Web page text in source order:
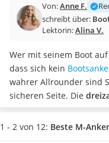
Fahrradträger E-Bike
Benzinkanister
Wagenheber 3t
AGM-Batterie Wohnmobil
Thule-Fahrradträger
FM-Transmitter
Sommerreifen 205/55 R16
Autobatterie-Ladegerät
Von:Anne F.
schreibt über:
Lektorin:Alina V.
Wer mit seinem Boot
dass sich kein
wahrer Allrounder sind
sicheren Seite. Die
den meisten Gründen
Schlick an den
1 - 2 von 12: Beste M-Anker